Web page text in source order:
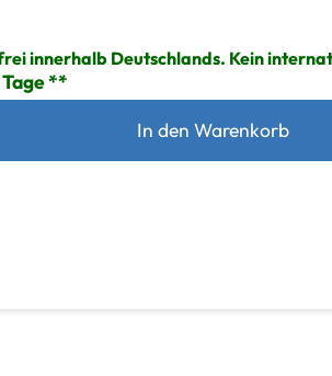
innerhalb Deutschlands. Kein
In den Warenkorb